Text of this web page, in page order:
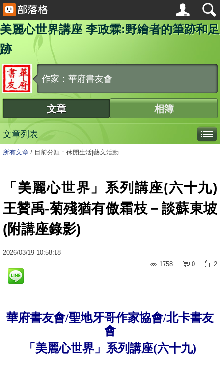
美麗心世界講座 李政霖:野繪者的筆跡和足
跡
作家：華府書友會
文章 相簿
文章列表
所有文章 / 目前分類：休閒生活|藝文活動
「美麗心世界」系列講座(六十九)
王贊禹-菊殘猶有傲霜枝－談蘇東坡
(附講座錄影)
2026/03/19 10:58:18
1758
0 2
華府書友會/聖地牙哥作家協會/北卡書友
會
「美麗心世界」系列講座(六十九)